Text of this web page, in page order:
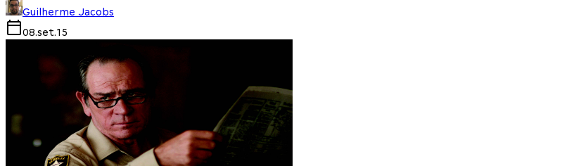
Guilherme Jacobs
08.set.15